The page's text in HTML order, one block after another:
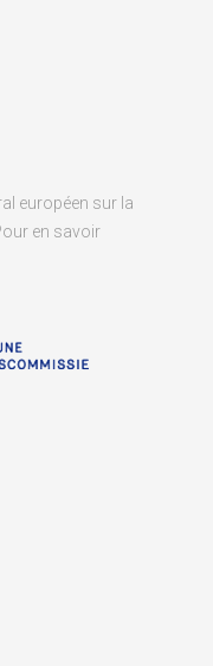
européen sur la
en savoir